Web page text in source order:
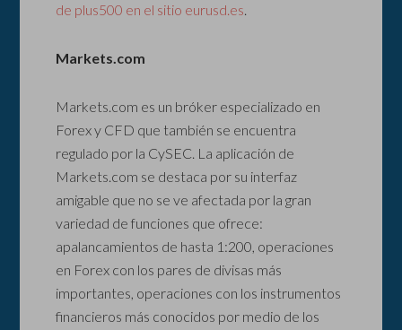
de plus500 en el sitio eurusd.es.
Markets.com
Markets.com es un bróker especializado en
Forex y CFD que también se encuentra
regulado por la CySEC. La aplicación de
Markets.com se destaca por su interfaz
amigable que no se ve afectada por la gran
variedad de funciones que ofrece:
apalancamientos de hasta 1:200, operaciones
en Forex con los pares de divisas más
importantes, operaciones con los instrumentos
financieros más conocidos por medio de los